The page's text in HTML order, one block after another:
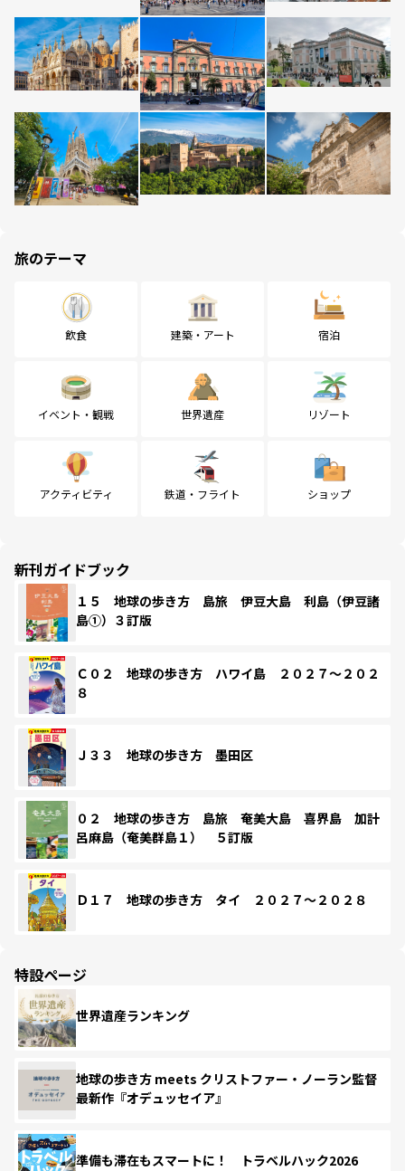
旅のテーマ
飲食 建築・アート 宿泊
イベント・観戦 世界遺産 リゾート
アクティビティ 鉄道・フライト ショップ
新刊ガイドブック
１５ 地球の歩き方 島旅 伊豆大島 利島（伊豆諸
島①）３訂版
Ｃ０２ 地球の歩き方 ハワイ島 ２０２７～２０２
８
Ｊ３３ 地球の歩き方 墨田区
０２ 地球の歩き方 島旅 奄美大島 喜界島 加計
呂麻島（奄美群島１） ５訂版
Ｄ１７ 地球の歩き方 タイ ２０２７～２０２８
特設ページ
世界遺産ランキング
地球の歩き方 meets クリストファー・ノーラン監督
最新作『オデュッセイア』
準備も滞在もスマートに！ トラベルハック2026